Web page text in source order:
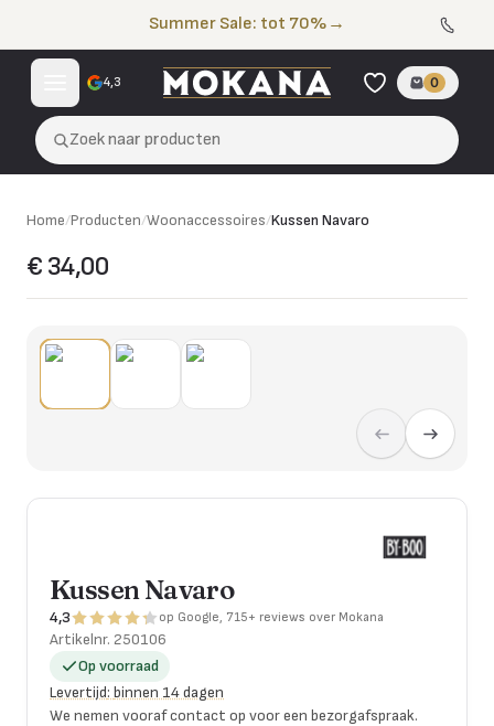
Summer Sale: tot 70% →
4,3 0
Zoek naar producten
Home/Producten/Woonaccessoires/Kussen Navaro
€ 34,00
Kussen Navaro
4,3 op Google, 715+ reviews over Mokana
Artikelnr. 250106
Op voorraad
Levertijd: binnen 14 dagen
We nemen vooraf contact op voor een bezorgafspraak.